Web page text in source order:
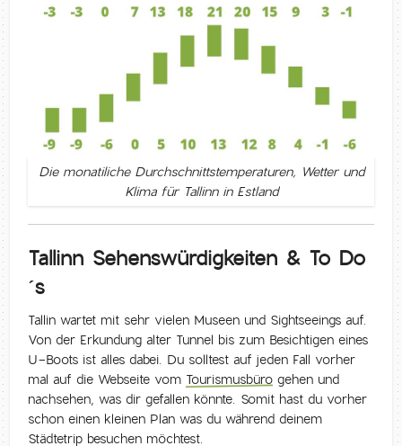
Die monatiliche Durchschnittstemperaturen, Wetter und
Klima für Tallinn in Estland
Tallinn Sehenswürdigkeiten & To Do
´s
Tallin wartet mit sehr vielen Museen und Sightseeings auf.
Von der Erkundung alter Tunnel bis zum Besichtigen eines
U-Boots ist alles dabei. Du solltest auf jeden Fall vorher
mal auf die Webseite vom Tourismusbüro gehen und
nachsehen, was dir gefallen könnte. Somit hast du vorher
schon einen kleinen Plan was du während deinem
Städtetrip besuchen möchtest.